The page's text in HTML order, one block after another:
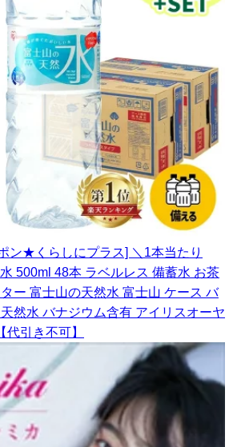
ン★くらしにプラス] ＼1本当たり
500ml 48本 ラベルレス 備蓄水 お茶
ー 富士山の天然水 富士山 ケース バ
然水 バナジウム含有 アイリスオーヤ
代引き不可】